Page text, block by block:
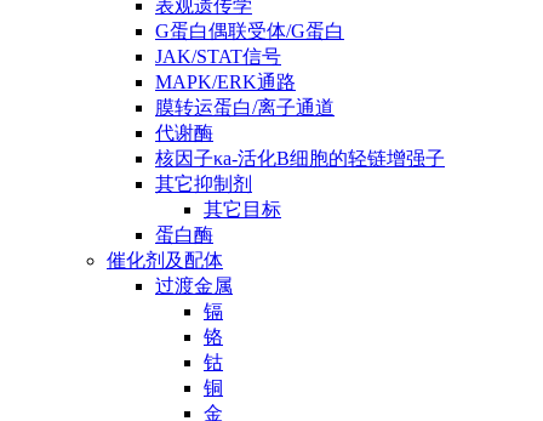
表观遗传学
G蛋白偶联受体/G蛋白
JAK/STAT信号
MAPK/ERK通路
膜转运蛋白/离子通道
代谢酶
核因子κa-活化B细胞的轻链增强子
其它抑制剂
其它目标
蛋白酶
催化剂及配体
过渡金属
镉
铬
钴
铜
金